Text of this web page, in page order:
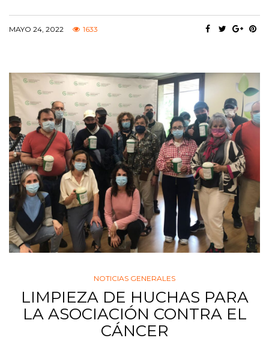
MAYO 24, 2022 1633
NOTICIAS GENERALES
LIMPIEZA DE HUCHAS PARA
LA ASOCIACIÓN CONTRA EL
CÁNCER